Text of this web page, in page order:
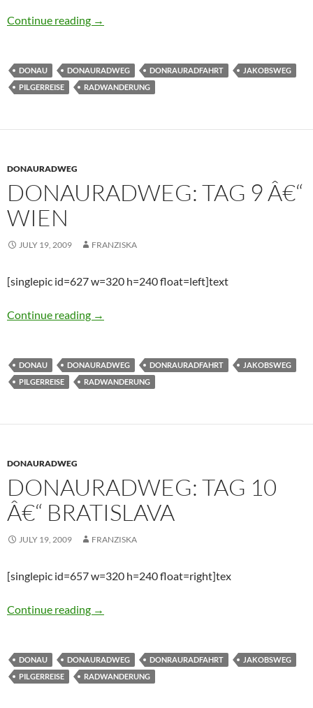
Continue reading Donauradweg: Tag 8 â€“ Klein PÃ¶chlarn –
→
DONAU DONAURADWEG DONRAURADFAHRT
JAKOBSWEG
PILGERREISE
RADWANDERUNG
DONAURADWEG
DONAURADWEG: TAG 9 Â€“
WIEN
JULY 19, 2009 FRANZISKA
[singlepic id=627 w=320 h=240 float=left]text
Continue reading Donauradweg: Tag 9 â€“ Wien
→
DONAU DONAURADWEG DONRAURADFAHRT
JAKOBSWEG
PILGERREISE
RADWANDERUNG
DONAURADWEG
DONAURADWEG: TAG 10
Â€“ BRATISLAVA
JULY 19, 2009 FRANZISKA
[singlepic id=657 w=320 h=240 float=right]tex
Continue reading Donauradweg: Tag 10 â€“ Bratislava
→
DONAU DONAURADWEG DONRAURADFAHRT
JAKOBSWEG
PILGERREISE
RADWANDERUNG